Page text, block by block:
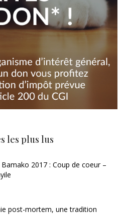
les plus lus
2017 : Coup de coeur –
post-mortem, une tradition